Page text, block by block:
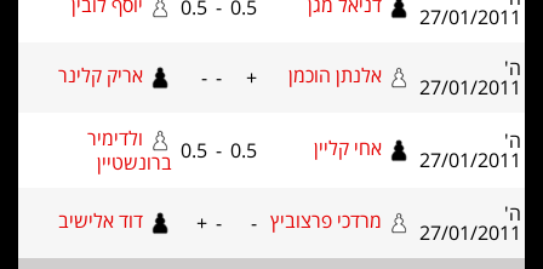
0.5
-
0.5
אלנתן הוכמן +
-
- אריק קלינר
אחי קליין 0.5
-
0.5
ולדימיר
ברונשטיין
מרדכי פרצוביץ -
+ דוד אלישיב